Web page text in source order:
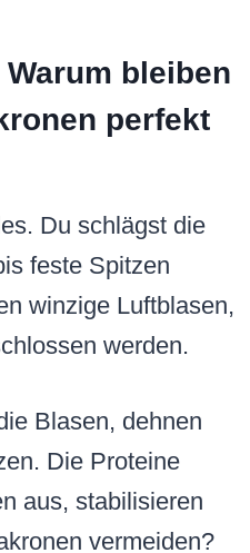
bleiben
perfekt
Du schlägst die
feste Spitzen
winzige Luftblasen,
werden.
Blasen, dehnen
Die Proteine
aus, stabilisieren
vermeiden?